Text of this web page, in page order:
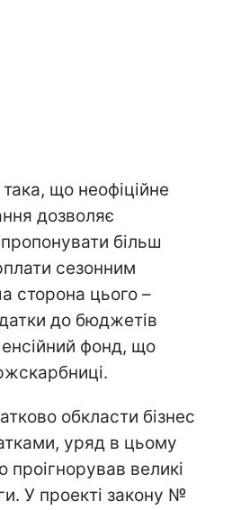
що неофіційне
дозволяє
більш
сезонним
сторона цього –
до бюджетів
фонд, що
обкласти бізнес
уряд в цьому
проігнорував великі
У проекті закону №